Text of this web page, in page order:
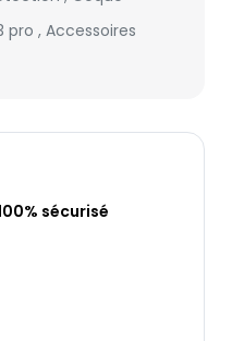
pro , Accessoires
sécurisé